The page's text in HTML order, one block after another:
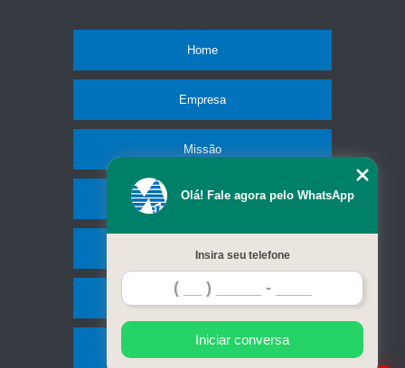
Home
Empresa
Missão
Produtos
Serviços
Contato
Mapa do site
Olá! Fale agora pelo WhatsApp
Insira seu telefone
Iniciar conversa